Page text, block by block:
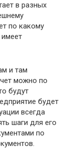
в разных
по какому
и там
можно по
будут
будет
всегда
шаги для его
по